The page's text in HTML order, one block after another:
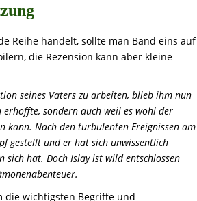
Reihe handelt, sollte man Band eins auf
die Rezension kann aber kleine
seines Vaters zu arbeiten, blieb ihm nun
sondern auch weil es wohl der
kann. Nach den turbulenten Ereignissen am
gestellt und er hat sich unwissentlich
sich hat. Doch Islay ist wild entschlossen
die wichtigsten Begriffe und